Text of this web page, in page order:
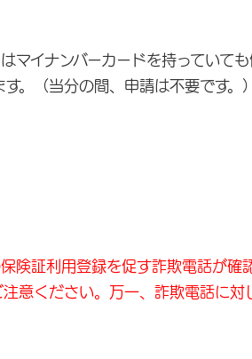
マイナンバーカードを持っていて
。（当分の間、申請は不要です。）
険証利用登録を促す詐欺電話が
意ください。万一、詐欺電話に